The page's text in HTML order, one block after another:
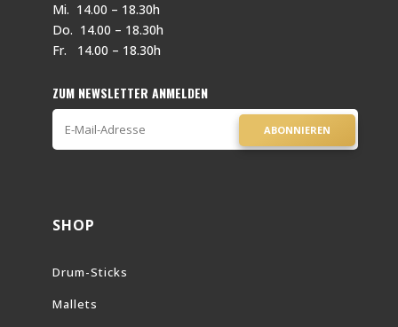
Mi. 14.00 – 18.30h
Do. 14.00 – 18.30h
Fr. 14.00 – 18.30h
ZUM NEWSLETTER ANMELDEN
ABONNIEREN
SHOP
Drum-Sticks
Mallets